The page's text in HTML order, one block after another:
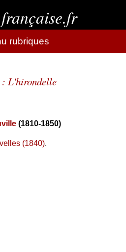
rubriques
: L'hirondelle
(1810-1850)
(1840).